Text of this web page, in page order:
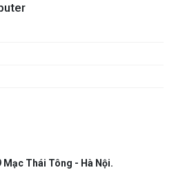
Mạc Thái Tông - Hà Nội.